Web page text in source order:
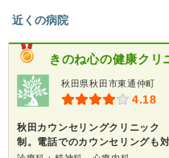
近くの病院
きのね心の健康クリ
秋田県秋田市東通仲町
4.18
秋田カウンセリングクリニック
制。電話でのカウンセリングも対